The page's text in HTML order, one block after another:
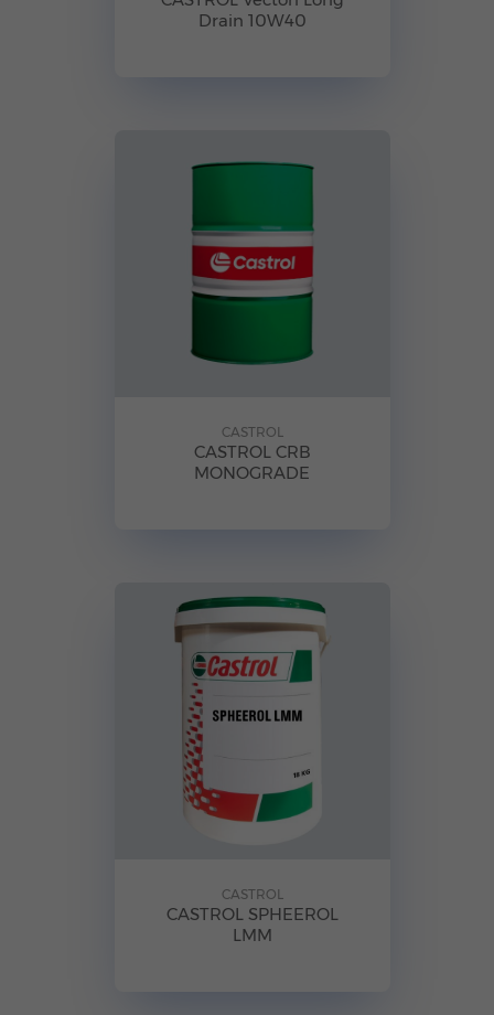
Drain 10W40
CASTROL
CASTROL CRB
MONOGRADE
CASTROL
CASTROL SPHEEROL
LMM